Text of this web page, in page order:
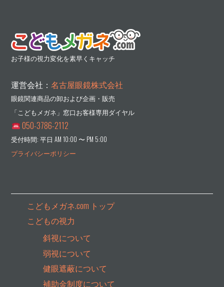
お子様の視力変化を素早くキャッチ
運営会社：名古屋眼鏡株式会社
眼鏡関連商品の卸および企画・販売
「こどもメガネ」窓口お客様専用ダイヤル
050-3786-2112
受付時間: 平日 AM 10:00 〜 PM 5:00
プライバシーポリシー
こどもメガネ.com トップ
こどもの視力
斜視について
弱視について
健眼遮蔽について
補助金制度について